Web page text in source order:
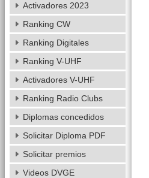
Activadores 2023
Ranking CW
Ranking Digitales
Ranking V-UHF
Activadores V-UHF
Ranking Radio Clubs
Diplomas concedidos
Solicitar Diploma PDF
Solicitar premios
Videos DVGE